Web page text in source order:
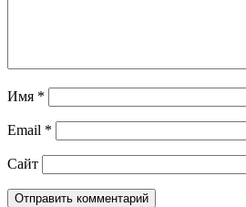
Имя *
Email *
Сайт